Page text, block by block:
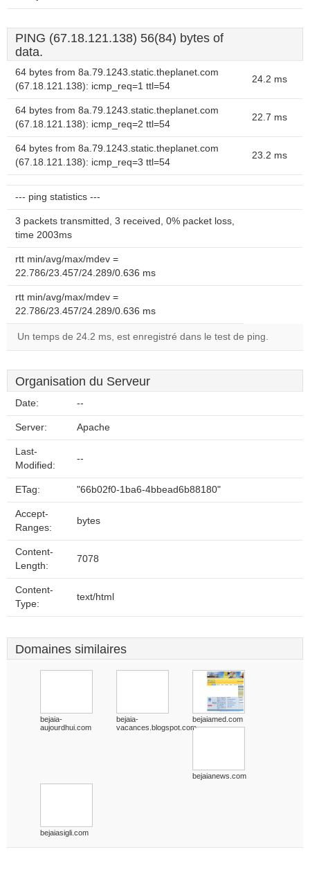
PING (67.18.121.138) 56(84) bytes of
data.
64 bytes from 8a.79.1243.static.theplanet.com
(67.18.121.138): icmp_req=1 ttl=54
24.2 ms
64 bytes from 8a.79.1243.static.theplanet.com
(67.18.121.138): icmp_req=2 ttl=54
22.7 ms
64 bytes from 8a.79.1243.static.theplanet.com
(67.18.121.138): icmp_req=3 ttl=54
23.2 ms
--- ping statistics ---
3 packets transmitted, 3 received, 0% packet loss,
time 2003ms
rtt min/avg/max/mdev =
22.786/23.457/24.289/0.636 ms
rtt min/avg/max/mdev =
22.786/23.457/24.289/0.636 ms
Un temps de 24.2 ms, est enregistré dans le test de ping.
Organisation du Serveur
Date: --
Server: Apache
Last-
Modified:
--
ETag: "66b02f0-1ba6-4bbead6b88180"
Accept-
Ranges:
bytes
Content-
Length:
7078
Content-
Type:
text/html
Domaines similaires
bejaia-
aujourdhui.com
bejaia-
vacances.blogspot.com
bejaiamed.com
bejaianews.com
bejaiasigli.com